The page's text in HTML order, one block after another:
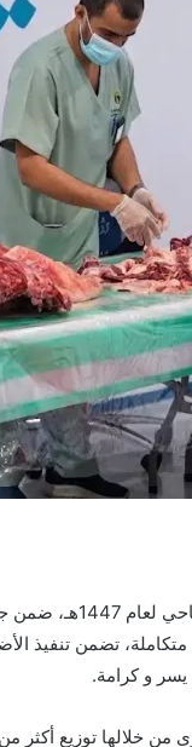
اختتمت جمعية البر
تضمن تنفيذ
يسر و كرامة.